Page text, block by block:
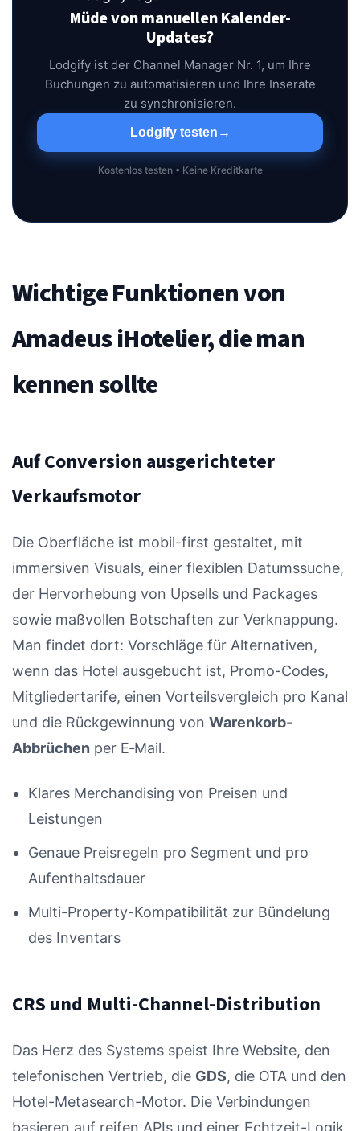
Müde von manuellen Kalender-
Updates?
Lodgify ist der Channel Manager Nr. 1, um Ihre
Buchungen zu automatisieren und Ihre Inserate
zu synchronisieren.
Lodgify testen →
Kostenlos testen • Keine Kreditkarte
Wichtige Funktionen von
Amadeus iHotelier, die man
kennen sollte
Auf Conversion ausgerichteter
Verkaufsmotor
Die Oberfläche ist mobil-first gestaltet, mit
immersiven Visuals, einer flexiblen Datumssuche,
der Hervorhebung von Upsells und Packages
sowie maßvollen Botschaften zur Verknappung.
Man findet dort: Vorschläge für Alternativen,
wenn das Hotel ausgebucht ist, Promo-Codes,
Mitgliedertarife, einen Vorteilsvergleich pro Kanal
und die Rückgewinnung von Warenkorb-
Abbrüchen per E‑Mail.
Klares Merchandising von Preisen und
Leistungen
Genaue Preisregeln pro Segment und pro
Aufenthaltsdauer
Multi-Property-Kompatibilität zur Bündelung
des Inventars
CRS und Multi-Channel-Distribution
Das Herz des Systems speist Ihre Website, den
telefonischen Vertrieb, die GDS, die OTA und den
Hotel-Metasearch-Motor. Die Verbindungen
basieren auf reifen APIs und einer Echtzeit-Logik.